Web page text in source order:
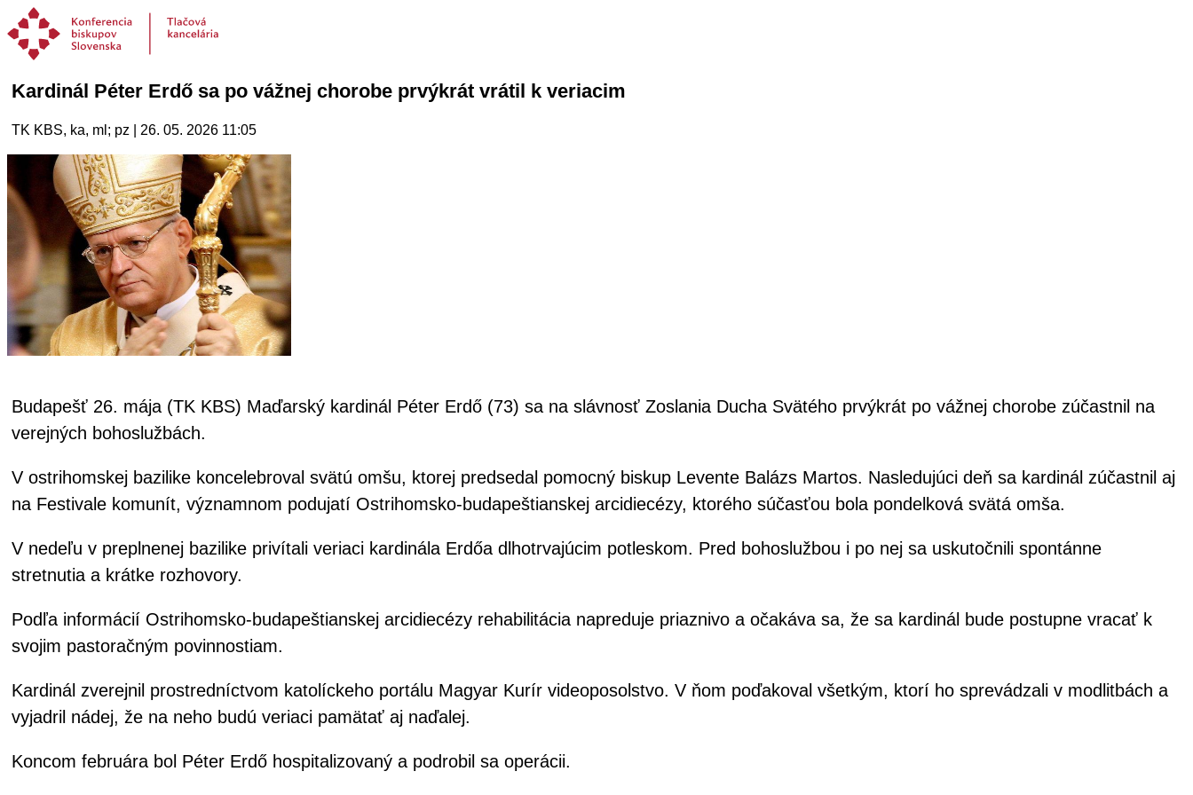
Kardinál Péter Erdő sa po vážnej chorobe prvýkrát vrátil k veriacim
TK KBS, ka, ml; pz | 26. 05. 2026 11:05
Budapešť 26. mája (TK KBS) Maďarský kardinál Péter Erdő (73) sa na slávnosť Zoslania Ducha Svätého prvýkrát po vážnej chorobe zúčastnil na
verejných bohoslužbách.
V ostrihomskej bazilike koncelebroval svätú omšu, ktorej predsedal pomocný biskup Levente Balázs Martos. Nasledujúci deň sa kardinál zúčastnil aj
na Festivale komunít, významnom podujatí Ostrihomsko-budapeštianskej arcidiecézy, ktorého súčasťou bola pondelková svätá omša.
V nedeľu v preplnenej bazilike privítali veriaci kardinála Erdőa dlhotrvajúcim potleskom. Pred bohoslužbou i po nej sa uskutočnili spontánne
stretnutia a krátke rozhovory.
Podľa informácií Ostrihomsko-budapeštianskej arcidiecézy rehabilitácia napreduje priaznivo a očakáva sa, že sa kardinál bude postupne vracať k
svojim pastoračným povinnostiam.
Kardinál zverejnil prostredníctvom katolíckeho portálu Magyar Kurír videoposolstvo. V ňom poďakoval všetkým, ktorí ho sprevádzali v modlitbách a
vyjadril nádej, že na neho budú veriaci pamätať aj naďalej.
Koncom februára bol Péter Erdő hospitalizovaný a podrobil sa operácii.